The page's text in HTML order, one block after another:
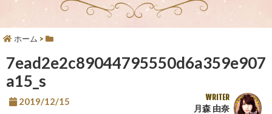
ホーム >
7ead2e2c89044795550d6a359e907
a15_s
2019/12/15 WRITER
月森 由奈